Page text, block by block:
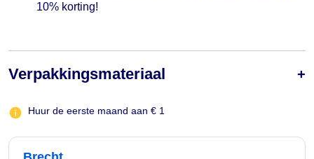
10% korting!
Verpakkingsmateriaal
Huur de eerste maand aan € 1